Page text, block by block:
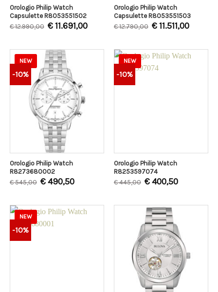
Orologio Philip Watch
Capsulette R8053551502
€12.990,00 €11.691,00
Orologio Philip Watch
Capsulette R8053551503
€12.790,00 €11.511,00
-10%
NEW
Orologio Philip Watch
R8273680002
€545,00 €490,50
-10%
NEW
Orologio Philip Watch
R8253597074
€445,00 €400,50
-10%
NEW